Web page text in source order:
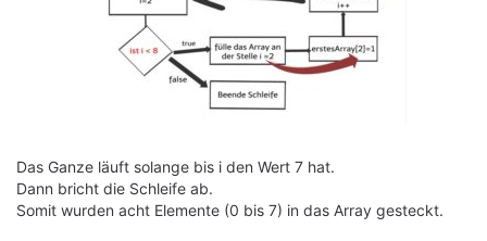
Das Ganze läuft solange bis i den Wert 7 hat.
Dann bricht die Schleife ab.
Somit wurden acht Elemente (0 bis 7) in das Array gesteckt.